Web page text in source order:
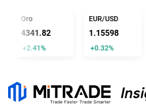
Oro
4341.82
+2.41%
EUR/USD
1.15598
+0.32%